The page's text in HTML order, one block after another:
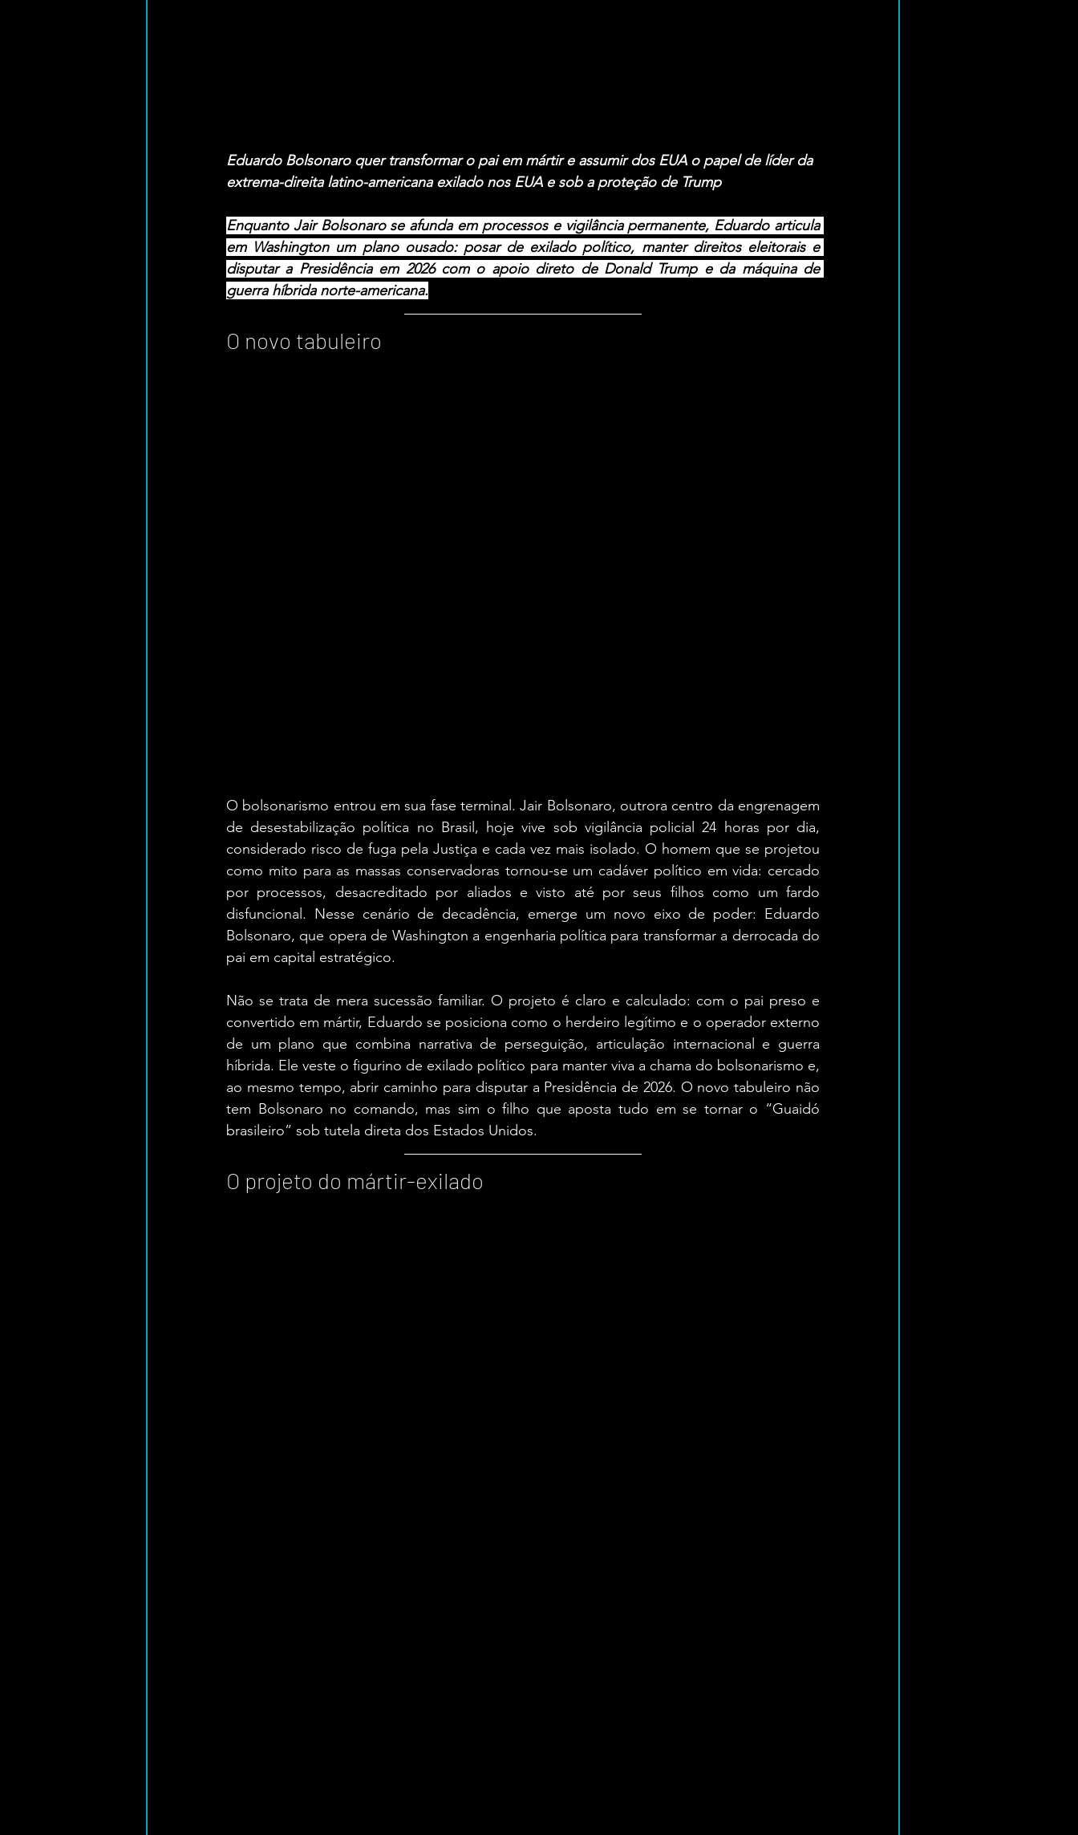
Eduardo Bolsonaro quer transformar o pai em mártir e assumir dos EUA o papel de líder da
extrema-direita latino-americana exilado nos EUA e sob a proteção de Trump
Enquanto Jair Bolsonaro se afunda em processos e vigilância permanente, Eduardo articula
em Washington um plano ousado: posar de exilado político, manter direitos eleitorais e
disputar a Presidência em 2026 com o apoio direto de Donald Trump e da máquina de
guerra híbrida norte-americana.
O novo tabuleiro
O bolsonarismo entrou em sua fase terminal. Jair Bolsonaro, outrora centro da engrenagem
de desestabilização política no Brasil, hoje vive sob vigilância policial 24 horas por dia,
considerado risco de fuga pela Justiça e cada vez mais isolado. O homem que se projetou
como mito para as massas conservadoras tornou-se um cadáver político em vida: cercado
por processos, desacreditado por aliados e visto até por seus filhos como um fardo
disfuncional. Nesse cenário de decadência, emerge um novo eixo de poder: Eduardo
Bolsonaro, que opera de Washington a engenharia política para transformar a derrocada do
pai em capital estratégico.
Não se trata de mera sucessão familiar. O projeto é claro e calculado: com o pai preso e
convertido em mártir, Eduardo se posiciona como o herdeiro legítimo e o operador externo
de um plano que combina narrativa de perseguição, articulação internacional e guerra
híbrida. Ele veste o figurino de exilado político para manter viva a chama do bolsonarismo e,
ao mesmo tempo, abrir caminho para disputar a Presidência de 2026. O novo tabuleiro não
tem Bolsonaro no comando, mas sim o filho que aposta tudo em se tornar o “Guaidó
brasileiro” sob tutela direta dos Estados Unidos.
O projeto do mártir-exilado